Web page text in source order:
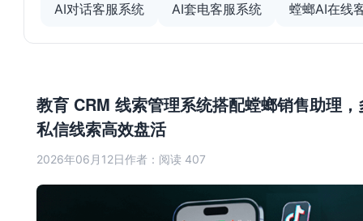
教育 CRM 线索管理系统搭配螳螂销售助理，
私信线索高效盘活
2026年06月12日作者： 阅读 407
AI对话客服系统 AI套电客服系统 螳螂AI在线